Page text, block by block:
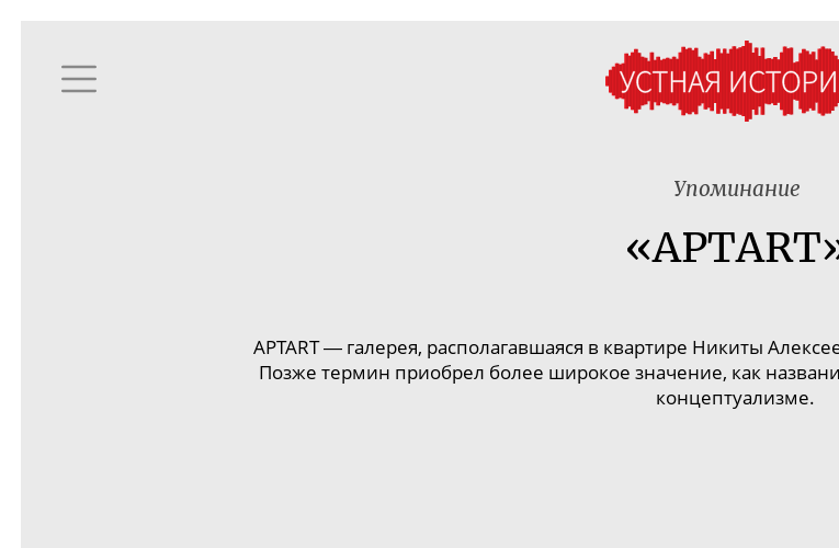
Упоминание
APTART― галерея, располагавшаяся в квартире Никиты
Позже термин приобрел более широкое значение, как
концептуализме.